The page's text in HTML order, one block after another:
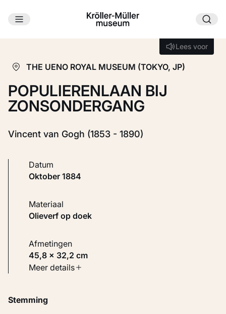
Ga naar hoofdinhoud
Lees voor
Lees voor
THE UENO ROYAL MUSEUM (TOKYO, JP)
POPULIERENLAAN BIJ
ZONSONDERGANG
Vincent van Gogh (1853 - 1890)
Datum
oktober 1884
Materiaal
Olieverf op doek
Afmetingen
45,8 × 32,2 cm
Soort werk
Inventarisnummer
Meer details
Stemming